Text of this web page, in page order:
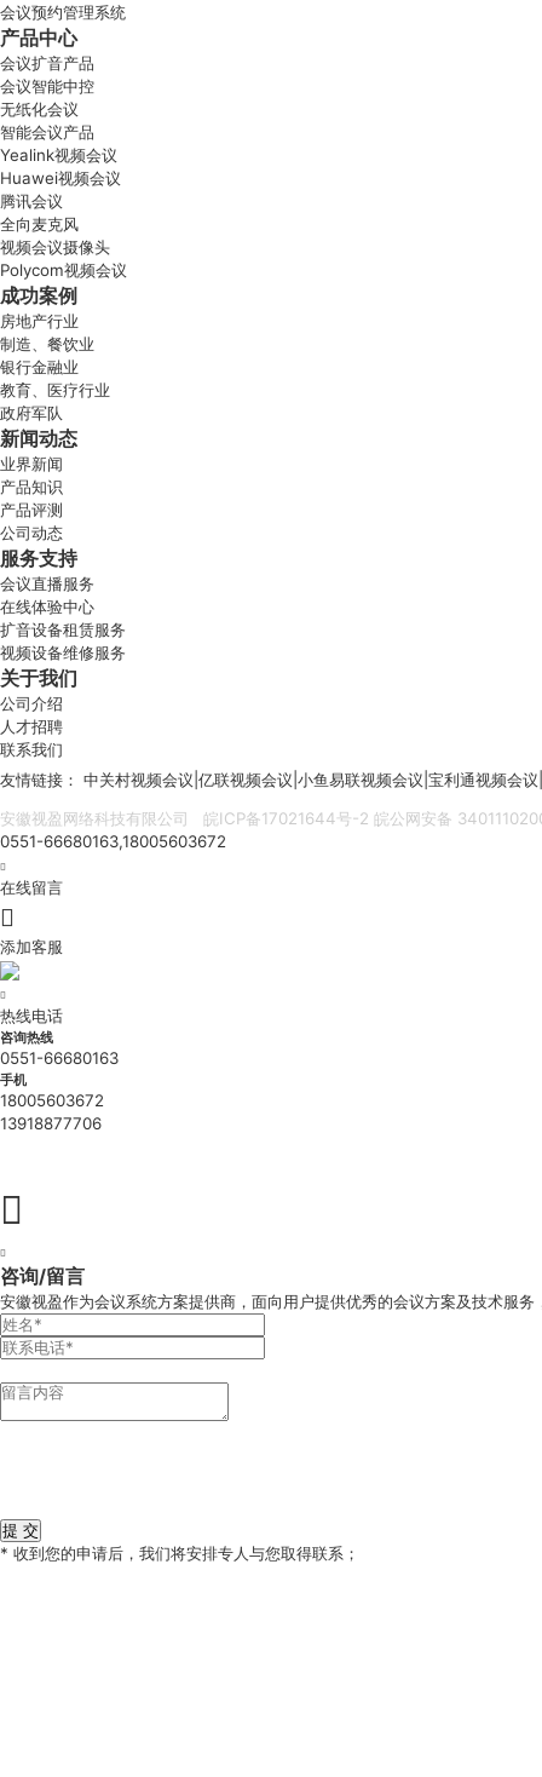
会议预约管理系统
产品中心
会议扩音产品
会议智能中控
无纸化会议
智能会议产品
Yealink视频会议
Huawei视频会议
腾讯会议
全向麦克风
视频会议摄像头
Polycom视频会议
成功案例
房地产行业
制造、餐饮业
银行金融业
教育、医疗行业
政府军队
新闻动态
业界新闻
产品知识
产品评测
公司动态
服务支持
会议直播服务
在线体验中心
扩音设备租赁服务
视频设备维修服务
关于我们
公司介绍
人才招聘
联系我们
友情链接： 中关村视频会议 亿联视频会议 小鱼易联视频会议 宝利通视频会议
安徽视盈网络科技有限公司
皖ICP备17021644号-2 皖公网安备
0551-66680163,18005603672

在线留言

添加客服

热线电话
咨询热线
0551-66680163
手机
18005603672
13918877706


咨询/留言
安徽视盈作为会议系统方案提供商，面向用户提供优秀的会议方案及技术服
* 收到您的申请后，我们将安排专人与您取得联系；